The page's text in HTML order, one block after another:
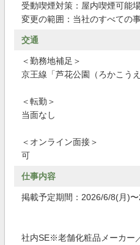
受動喫煙対策：屋内喫煙可能
変更の範囲：当社のすべての
交通
＜勤務地補足＞
京王線「芦花公園（ろかこう
＜転勤＞
当面なし
＜オンライン面接＞
可
仕事内容
掲載予定期間：2026/6/8(月)
社内SE※老舗化粧品メーカー